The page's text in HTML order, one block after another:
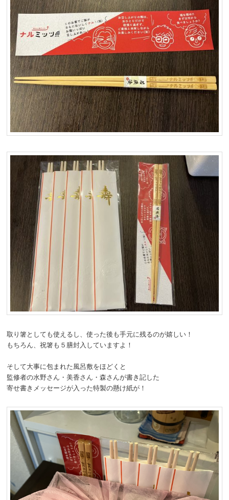
取り箸としても使えるし、使った後も手元に残るのが嬉しい！
もちろん、祝箸も５膳封入していますよ！
そして大事に包まれた風呂敷をほどくと
監修者の水野さん・美香さん・森さんが書き記した
寄せ書きメッセージが入った特製の懸け紙が！